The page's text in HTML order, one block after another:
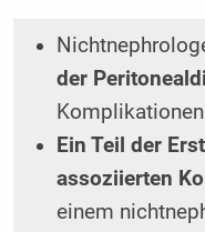
der
Ein Teil der
assoziierten
einem